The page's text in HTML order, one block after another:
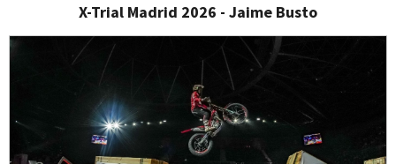
X-Trial Madrid 2026 - Jaime Busto